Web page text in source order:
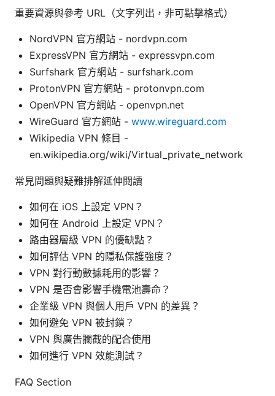
重要資源與參考 URL（文字列出，非可點擊格式）
NordVPN 官方網站 - nordvpn.com
ExpressVPN 官方網站 - expressvpn.com
Surfshark 官方網站 - surfshark.com
ProtonVPN 官方網站 - protonvpn.com
OpenVPN 官方網站 - openvpn.net
WireGuard 官方網站 - www.wireguard.com
Wikipedia VPN 條目 -
en.wikipedia.org/wiki/Virtual_private_network
常見問題與疑難排解延伸閱讀
如何在 iOS 上設定 VPN？
如何在 Android 上設定 VPN？
路由器層級 VPN 的優缺點？
如何評估 VPN 的隱私保護強度？
VPN 對行動數據耗用的影響？
VPN 是否會影響手機電池壽命？
企業級 VPN 與個人用戶 VPN 的差異？
如何避免 VPN 被封鎖？
VPN 與廣告攔截的配合使用
如何進行 VPN 效能測試？
FAQ Section